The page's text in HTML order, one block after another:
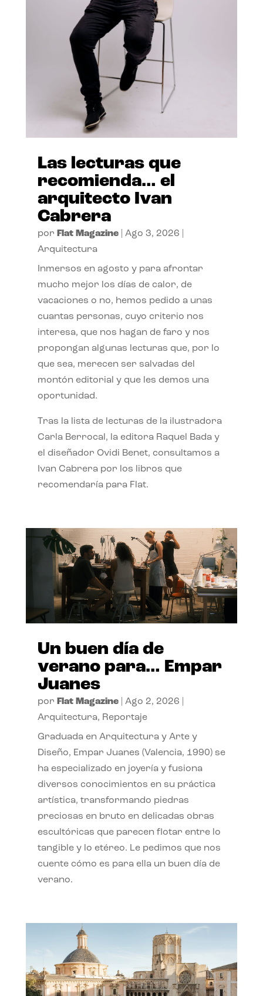
Las lecturas que
recomienda… el
arquitecto Ivan
Cabrera
por Flat Magazine| Ago 3, 2026
Arquitectura
Inmersos en agosto y para afrontar
mucho mejor los días de calor, de
vacaciones o no, hemos pedido a unas
cuantas personas, cuyo criterio nos
interesa, que nos hagan de faro y nos
propongan algunas lecturas que, por lo
que sea, merecen ser salvadas del
montón editorial y que les demos una
oportunidad.
Tras la lista de lecturas de la ilustradora
Carla Berrocal, la editora Raquel Bada y
el diseñador Ovidi Benet, consultamos a
Ivan Cabrera por los libros que
recomendaría para Flat.
Un buen día de
verano para… Empar
Juanes
por Flat Magazine| Ago 2, 2026
Arquitectura, Reportaje
Graduada en Arquitectura y Arte y
Diseño, Empar Juanes (Valencia, 1990) se
ha especializado en joyería y fusiona
diversos conocimientos en su práctica
artística, transformando piedras
preciosas en bruto en delicadas obras
escultóricas que parecen flotar entre lo
tangible y lo etéreo. Le pedimos que nos
cuente cómo es para ella un buen día de
verano.